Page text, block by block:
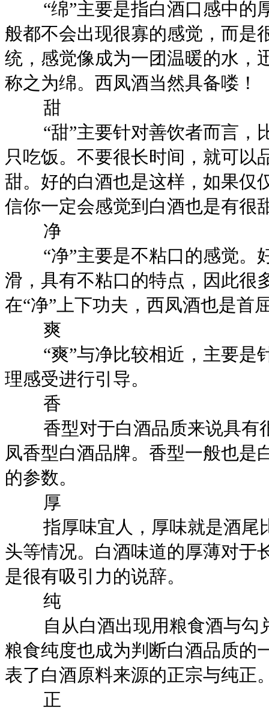
“绵”主要是指白酒口感中的
般都不会出现很寡的感觉，而是
统，感觉像成为一团温暖的水，
称之为绵。西凤酒当然具备喽！
甜
“甜”主要针对善饮者而言，
只吃饭。不要很长时间，就可以
甜。好的白酒也是这样，如果仅
信你一定会感觉到白酒也是有很
净
“净”主要是不粘口的感觉。
滑，具有不粘口的特点，因此很
在“净”上下功夫，西凤酒也是首
爽
“爽”与净比较相近，主要是
理感受进行引导。
香
香型对于白酒品质来说具有
凤香型白酒品牌。香型一般也是
的参数。
厚
指厚味宜人，厚味就是酒尾
头等情况。白酒味道的厚薄对于
是很有吸引力的说辞。
纯
自从白酒出现用粮食酒与勾
粮食纯度也成为判断白酒品质的
表了白酒原料来源的正宗与纯正
正